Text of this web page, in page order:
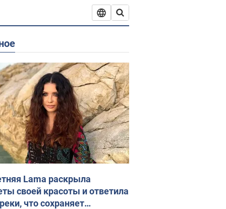
Lama раскрыла
своей красоты и ответила
что сохраняет